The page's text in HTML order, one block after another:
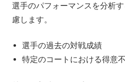
選手のパフォーマンスを分析
慮します。
選手の過去の対戦成績
特定のコートにおける得意